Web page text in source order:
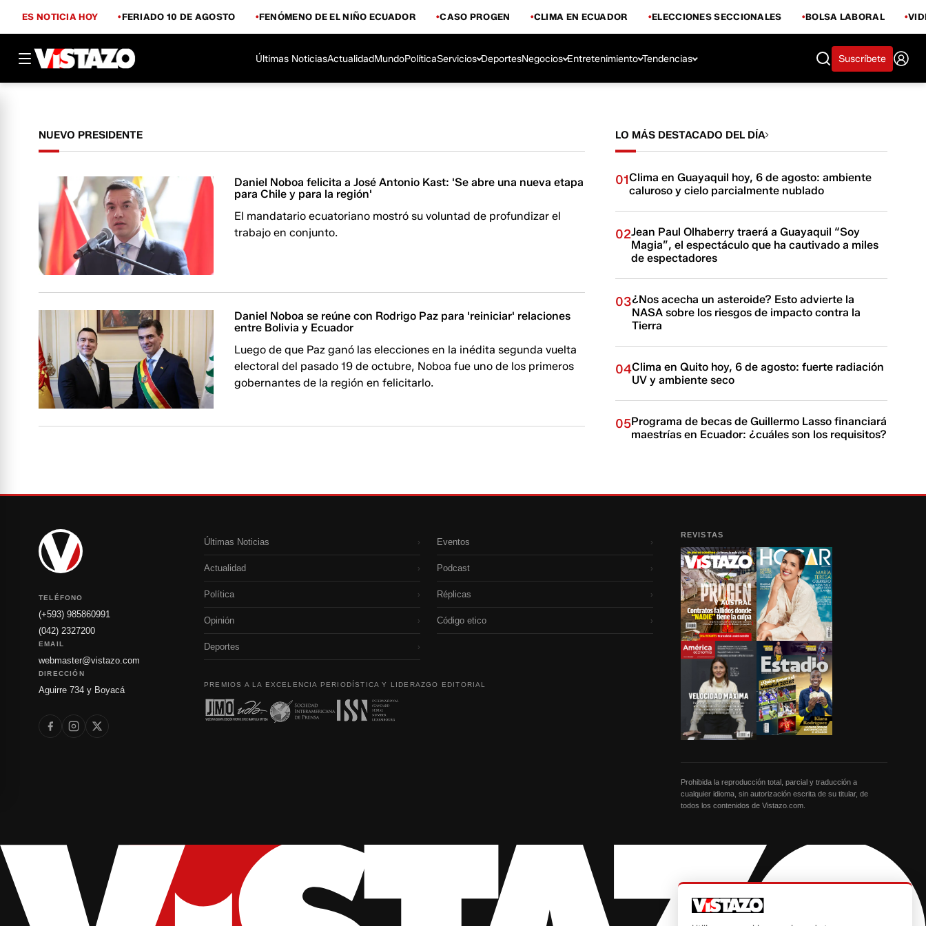
ES NOTICIA HOY FERIADO 10 DE AGOSTO FENÓMENO DE EL NIÑO ECUADOR CASO PROGEN CLIMA EN ECUADOR ELECCIONES SECCIONALES BOLSA LABORAL
Últimas NoticiasActualidadMundoPolíticaServicios DeportesNegocios Entretenimiento Tendencias Suscríbete
NUEVO PRESIDENTE
Daniel Noboa felicita a José Antonio Kast: 'Se abre una nueva etapa
para Chile y para la región'
El mandatario ecuatoriano mostró su voluntad de profundizar el
trabajo en conjunto.
Daniel Noboa se reúne con Rodrigo Paz para 'reiniciar' relaciones
entre Bolivia y Ecuador
Luego de que Paz ganó las elecciones en la inédita segunda vuelta
electoral del pasado 19 de octubre, Noboa fue uno de los primeros
gobernantes de la región en felicitarlo.
LO MÁS DESTACADO DEL DÍA
01Clima en Guayaquil hoy, 6 de agosto: ambiente
caluroso y cielo parcialmente nublado
02Jean Paul Olhaberry traerá a Guayaquil “Soy
Magia”, el espectáculo que ha cautivado a miles
de espectadores
03¿Nos acecha un asteroide? Esto advierte la
NASA sobre los riesgos de impacto contra la
Tierra
04Clima en Quito hoy, 6 de agosto: fuerte radiación
UV y ambiente seco
05Programa de becas de Guillermo Lasso financiará
maestrías en Ecuador: ¿cuáles son los requisitos?
TELÉFONO
(+593) 985860991
(042) 2327200
EMAIL
webmaster@vistazo.com
DIRECCIÓN
Aguirre 734 y Boyacá
Últimas Noticias ›
Actualidad ›
Política ›
Opinión ›
Deportes ›
Eventos ›
Podcast ›
Réplicas ›
Código etico ›
PREMIOS A LA EXCELENCIA PERIODÍSTICA Y LIDERAZGO EDITORIAL
REVISTAS
Prohibida la reproducción total, parcial y traducción a
cualquier idioma, sin autorización escrita de su titular, de
todos los contenidos de Vistazo.com.